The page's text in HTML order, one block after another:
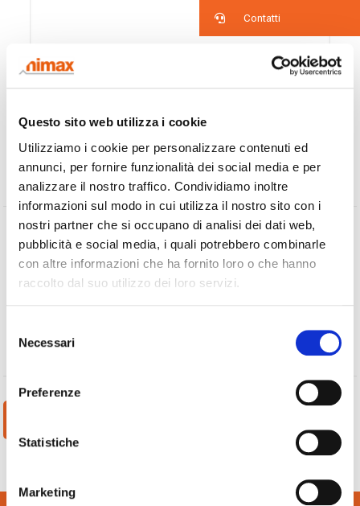
Questo sito web utilizza i cookie
Utilizziamo i cookie per personalizzare contenuti ed
annunci, per fornire funzionalità dei social media e per
analizzare il nostro traffico. Condividiamo inoltre
informazioni sul modo in cui utilizza il nostro sito con i
nostri partner che si occupano di analisi dei dati web,
pubblicità e social media, i quali potrebbero combinarle
con altre informazioni che ha fornito loro o che hanno
raccolto dal suo utilizzo dei loro servizi.
delNecessari
Preferenze
Statistiche
Marketing
Trattamento dei dati personali:
UE 2016/679.Informativa completa.
Accetto
Contatti